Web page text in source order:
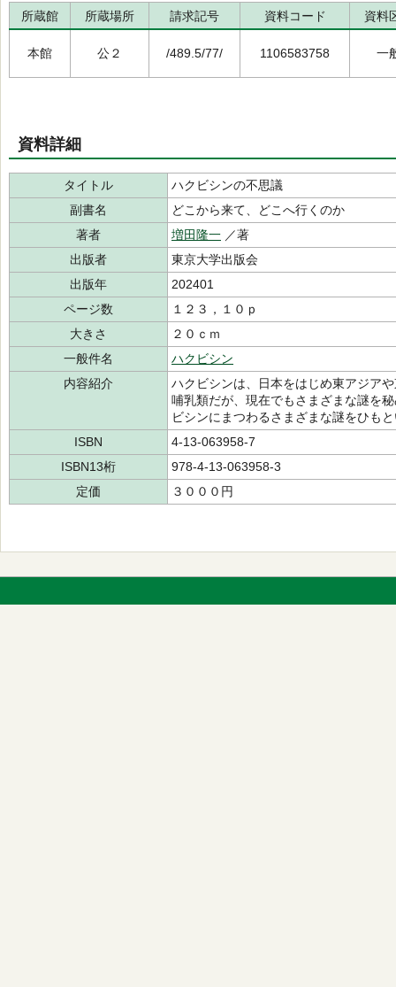
所蔵館 所蔵場所 請求記号 資料コード 資料
本館 公２ /489.5/77/ 1106583758 一
資料詳細
タイトル
ハクビシンの不思議
副書名
どこから来て、どこへ行くのか
著者
増田隆一 ／著
出版者
東京大学出版会
出版年
202401
ページ数
１２３，１０ｐ
大きさ
２０ｃｍ
一般件名
ハクビシン
内容紹介
ハクビシンは、日本をはじめ東アジア
哺乳類だが、現在でもさまざまな謎を
ビシンにまつわるさまざまな謎をひも
ISBN
4-13-063958-7
ISBN13桁
978-4-13-063958-3
定価
３０００円